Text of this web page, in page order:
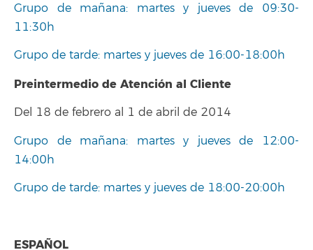
Grupo de mañana: martes y jueves de 09:30-
11:30h
Grupo de tarde: martes y jueves de 16:00-18:00h
Preintermedio de Atención al Cliente
Del 18 de febrero al 1 de abril de 2014
Grupo de mañana: martes y jueves de 12:00-
14:00h
Grupo de tarde: martes y jueves de 18:00-20:00h
ESPAÑOL